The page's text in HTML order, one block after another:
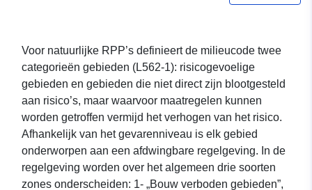
Voor natuurlijke RPP’s definieert de milieucode twee
categorieën gebieden (L562-1): risicogevoelige
gebieden en gebieden die niet direct zijn blootgesteld
aan risico’s, maar waarvoor maatregelen kunnen
worden getroffen vermijd het verhogen van het risico.
Afhankelijk van het gevarenniveau is elk gebied
onderworpen aan een afdwingbare regelgeving. In de
regelgeving worden over het algemeen drie soorten
zones onderscheiden: 1- „Bouw verboden gebieden”,